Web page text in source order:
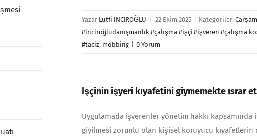
Yazar Lütfi İNCİROĞLU 22 Ekim 2025 Kategoriler:
#inciroğludanışmanlık #çalışma #işçi #işveren #çalışma
#taciz, mobbing 0 Yorum
İşçinin işyeri kıyafetini giymemekte ısrar
Uygulamada işverenler yönetim hakkı kapsamında
giyilmesi zorunlu olan kişisel koruyucu kıyafetlerin